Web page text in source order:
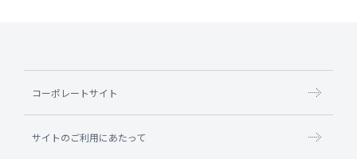
コーポレートサイト
サイトのご利用にあたって